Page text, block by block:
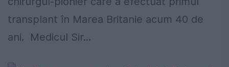
transplant în Marea Britanie acum 40 de
ani. Medicul Sir...